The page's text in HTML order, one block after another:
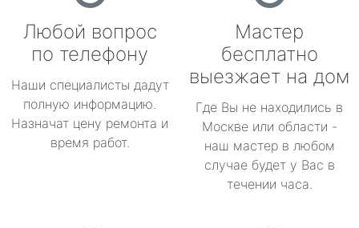
Любой вопрос
по телефону
Наши специалисты дадут
полную информацию.
Назначат цену ремонта и
время работ.
Мастер
бесплатно
выезжает на дом
Где Вы не находились в
Москве или области -
наш мастер в любом
случае будет у Вас в
течении часа.